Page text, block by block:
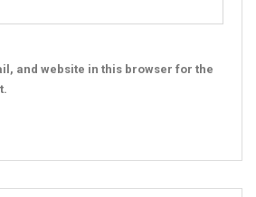
and website in this browser for the